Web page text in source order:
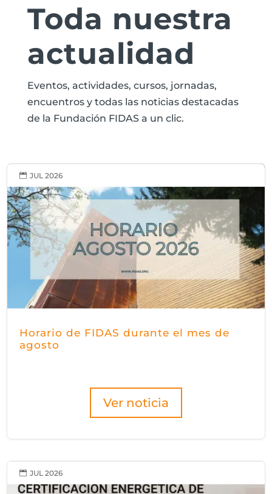
Toda nuestra
actualidad
Eventos, actividades, cursos, jornadas,
encuentros y todas las noticias destacadas
de la Fundación FIDAS a un clic.
Horario de FIDAS durante el mes de
agosto
Ver noticia
 JUL 2026
 JUL 2026